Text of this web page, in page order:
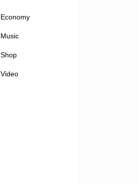
Economy
Music
Shop
Video